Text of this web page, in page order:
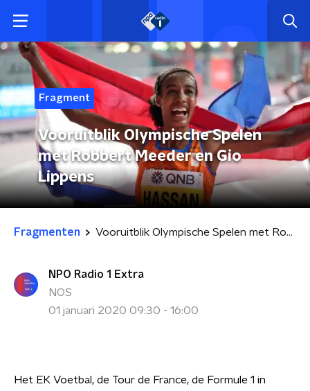
Fragment
Vooruitblik Olympische Spelen
met Robbert Meeder en Gio
Lippens
Fragmenten Vooruitblik Olympische Spelen met Robbert Meeder en Gio Lippens
NPO Radio 1 Extra
NOS
01 januari 2020 09:30 - 16:00
Het EK Voetbal, de Tour de France, de Formule 1 in